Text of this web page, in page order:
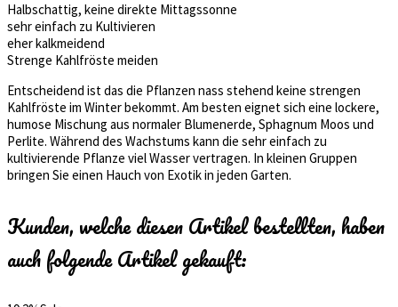
Halbschattig, keine direkte Mittagssonne
sehr einfach zu Kultivieren
eher kalkmeidend
Strenge Kahlfröste meiden
Entscheidend ist das die Pflanzen nass stehend keine strengen
Kahlfröste im Winter bekommt. Am besten eignet sich eine lockere,
humose Mischung aus normaler Blumenerde, Sphagnum Moos und
Perlite. Während des Wachstums kann die sehr einfach zu
kultivierende Pflanze viel Wasser vertragen. In kleinen Gruppen
bringen Sie einen Hauch von Exotik in jeden Garten.
Kunden, welche diesen Artikel bestellten, haben
auch folgende Artikel gekauft: